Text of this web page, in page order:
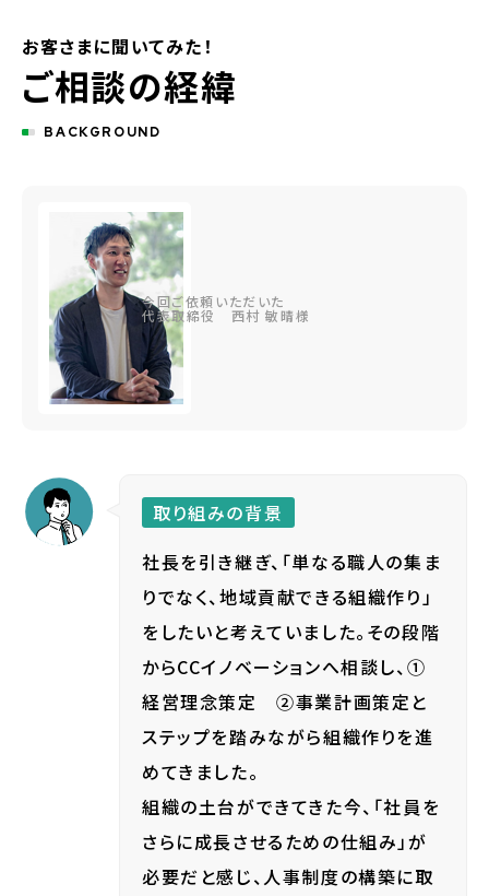
お客さまに聞いてみた！
ご相談の経緯
BACKGROUND
今回ご依頼いただいた
代表取締役 西村 敏晴様
取り組みの背景
社長を引き継ぎ、「単なる職人の集ま
りでなく、地域貢献できる組織作り」
をしたいと考えていました。その段階
からCCイノベーションへ相談し、①
経営理念策定 ➁事業計画策定と
ステップを踏みながら組織作りを進
めてきました。
組織の土台ができてきた今、「社員を
さらに成長させるための仕組み」が
必要だと感じ、人事制度の構築に取